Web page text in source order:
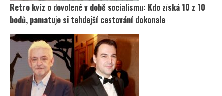
Retro kvíz o dovolené v době socialismu: Kdo získá 10 z 10
bodů, pamatuje si tehdejší cestování dokonale